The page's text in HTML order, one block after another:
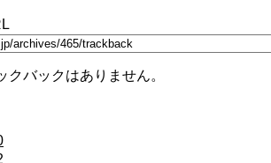
クバックはありません。